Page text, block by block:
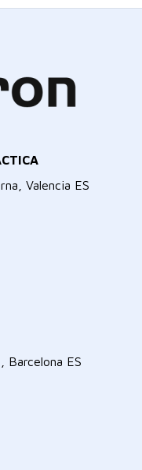
Valencia ES
Barcelona ES